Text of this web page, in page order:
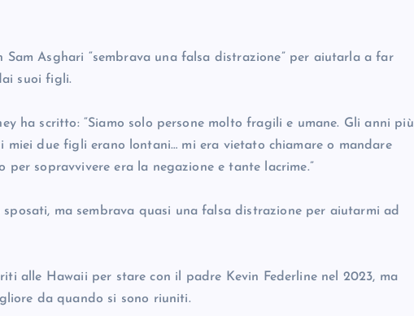
Asghari “sembrava una falsa distrazione” per aiutarla a far
suoi figli.
ha scritto: “Siamo solo persone molto fragili e umane. Gli anni più
due figli erano lontani… mi era vietato chiamare o mandare
per sopravvivere era la negazione e tante lacrime.”
ma sembrava quasi una falsa distrazione per aiutarmi ad
alle Hawaii per stare con il padre Kevin Federline nel 2023, ma
da quando si sono riuniti.